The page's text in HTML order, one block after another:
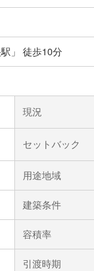
」 徒歩10分
現況
セットバック
用途地域
建築条件
容積率
引渡時期